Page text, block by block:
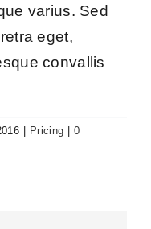
varius. Sed
eget,
convallis
Pricing
0